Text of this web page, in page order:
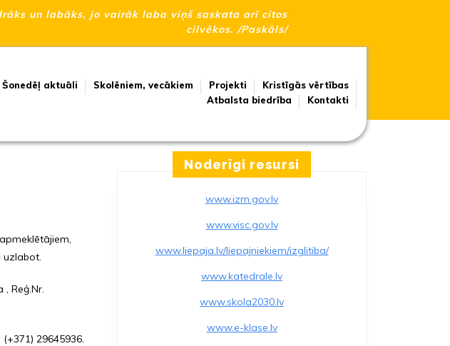
un labāks, jo vairāk laba viņš saskata arī citos
cilvēkos. /Paskāls/
Šonedēļ aktuāli Skolēniem, vecākiem Projekti
Kristīgās vērtības
Atbalsta biedrība
Kontakti
uzlabot.
Reģ.Nr.
29645936.
Noderīgi resursi
www.izm.gov.lv
www.visc.gov.lv
www.liepaja.lv/liepajniekiem/izglitiba/
www.katedrale.lv
www.skola2030.lv
www.e-klase.lv